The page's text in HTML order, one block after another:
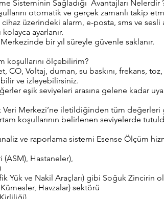
Sisteminin Sağladığı Avantajları Nelerdir
otomatik ve gerçek zamanlı takip
üzerindeki alarm, e-posta, sms ve
kolayca ayarlanır.
bir yıl süreyle güvenle saklanır.
koşullarını ölçebilirim?
CO, Voltaj, duman, su baskını, frekans,
ve izleyebilirsiniz.
eşik seviyeleri arasına gelene kadar
Veri Merkezi’ne iletildiğinden tüm
koşullarının belirlenen seviyelerde
ve raporlama sistemi Esense Ölçüm
(ASM), Hastaneler),
Yük ve Nakil Araçları) gibi Soğuk Zincirin
Kümesler, Havzalar) sektörü